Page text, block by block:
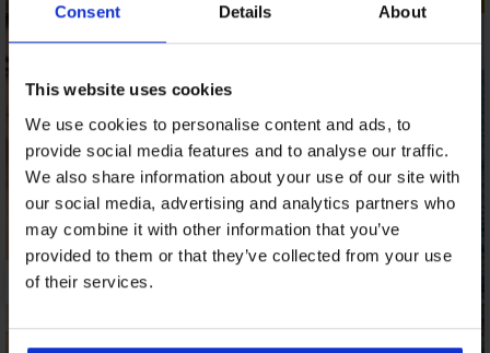
Consent Details About
This website uses cookies
We use cookies to personalise content and ads, to
provide social media features and to analyse our traffic.
We also share information about your use of our site with
our social media, advertising and analytics partners who
may combine it with other information that you’ve
provided to them or that they’ve collected from your use
of their services.